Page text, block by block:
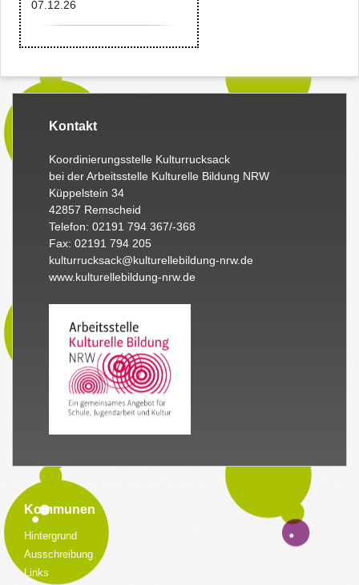
07.12.26
Kontakt
Koordinierungsstelle Kulturrucksack
bei der Arbeitsstelle Kulturelle Bildung NRW
Küppelstein 34
42857 Remscheid
Telefon: 02191 794 367/-368
Fax: 02191 794 205
kulturrucksack@kulturellebildung-nrw.de
www.kulturellebildung-nrw.de
Kommunen
Hintergrund
Ausschreibung
Links